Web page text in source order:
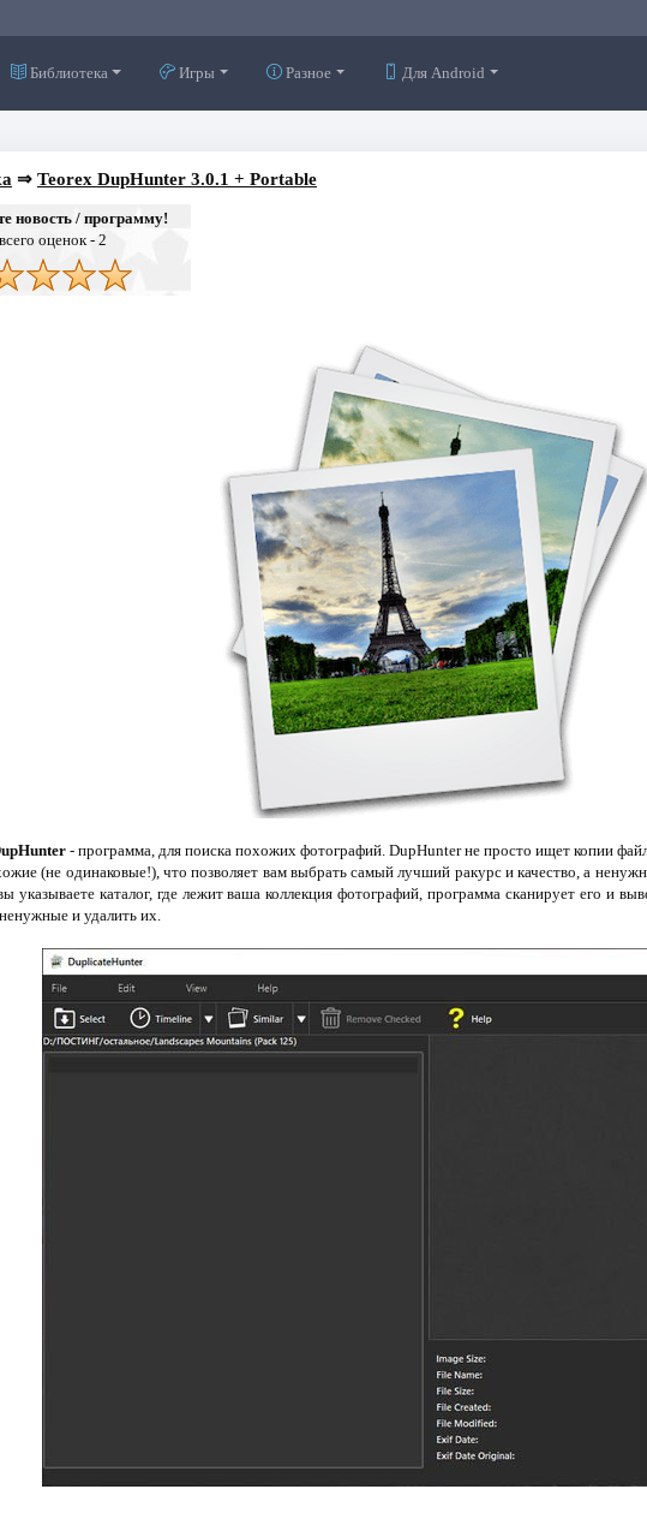
Библиотека Игры Разное Для Android
⇒ Teorex DupHunter 3.0.1 + Portable
новость / программу!
оценок -2
- программа, для поиска похожих фотографий. DupHunter не просто ищет копии
(не одинаковые!), что позволяет вам выбрать самый лучший ракурс и качество, а
указываете каталог, где лежит ваша коллекция фотографий, программа сканирует его и
и удалить их.